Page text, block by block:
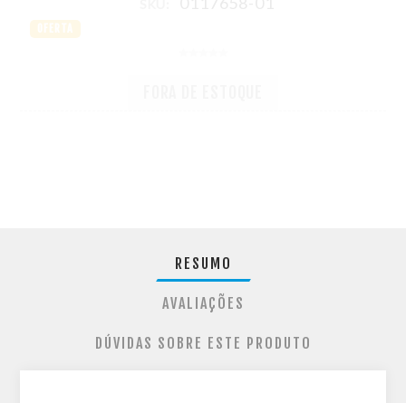
OFERTA
RESUMO
AVALIAÇÕES
DÚVIDAS SOBRE ESTE PRODUTO